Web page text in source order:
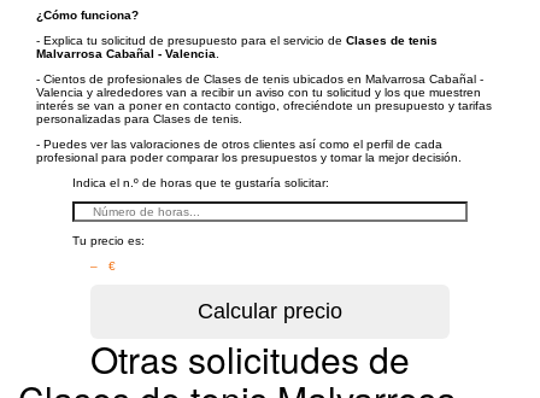
¿Cómo funciona?
- Explica tu solicitud de presupuesto para el servicio de Clases de tenis
Malvarrosa Cabañal - Valencia
- Cientos de profesionales de Clases de tenis ubicados en Malvarrosa Cabañal -
Valencia y alrededores van a recibir un aviso con tu solicitud y los que muestren
interés se van a poner en contacto contigo, ofreciéndote un presupuesto y tarifas
personalizadas para Clases de tenis.
- Puedes ver las valoraciones de otros clientes así como el perfil de cada
profesional para poder comparar los presupuestos y tomar la mejor decisión.
Indica el n.º de horas que te gustaría solicitar:
Tu precio es:
– €
Otras solicitudes de